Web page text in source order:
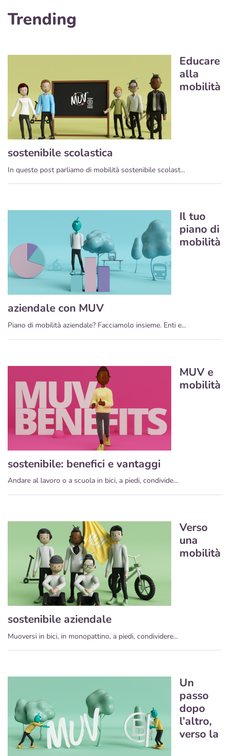
Trending
Educare
alla
mobilità
sostenibile scolastica
In questo post parliamo di mobilità sostenibile scolast...
Il tuo
piano di
mobilità
aziendale con MUV
Piano di mobilità aziendale? Facciamolo insieme. Enti e...
MUV e
mobilità
sostenibile: benefici e vantaggi
Andare al lavoro o a scuola in bici, a piedi, condivide...
Verso
una
mobilità
sostenibile aziendale
Muoversi in bici, in monopattino, a piedi, condividere...
Un
passo
dopo
l’altro,
verso la